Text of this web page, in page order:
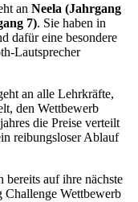
an Neela (Jahrgang
7). Sie haben in
dafür eine besondere
Lautsprecher
an alle Lehrkräfte,
den Wettbewerb
die Preise verteilt
reibungsloser Ablauf
bereits auf ihre nächste
Challenge Wettbewerb